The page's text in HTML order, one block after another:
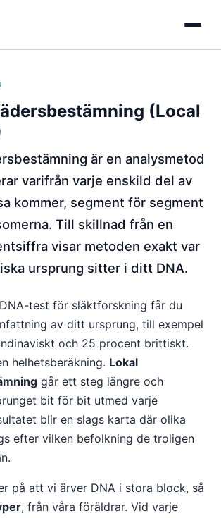
(Local
är en analysmetod
varifrån varje enskild del av
kommer, segment för segment
Till skillnad från en
visar metoden exakt var
ursprung sitter i ditt DNA.
test för släktforskning får du
av ditt ursprung, till exempel
och 25 procent brittiskt.
helhetsberäkning. Lokal
går ett steg längre och
bit för bit utmed varje
blir en slags karta där olika
efter vilken befolkning de troligen
på att vi ärver DNA i stora block, så
, från våra föräldrar. Vid varje